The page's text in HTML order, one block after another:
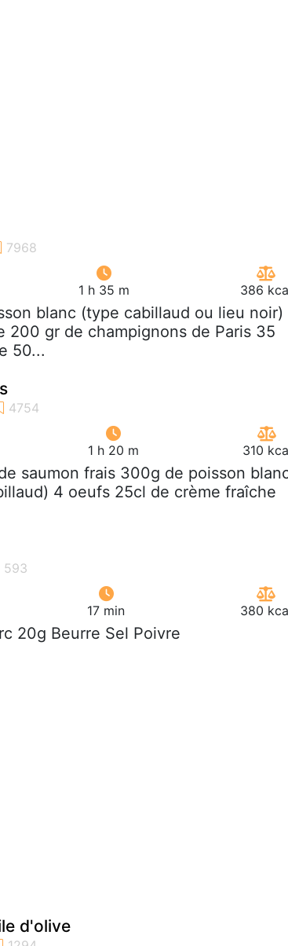
1 h 35 m 386
blanc (type cabillaud ou lieu noir)
200 gr de champignons de Paris 35
50...
1 h 20 m 310
saumon frais 300g de poisson
4 oeufs 25cl de crème fraîche
17 min 380
20g Beurre Sel Poivre
d'olive